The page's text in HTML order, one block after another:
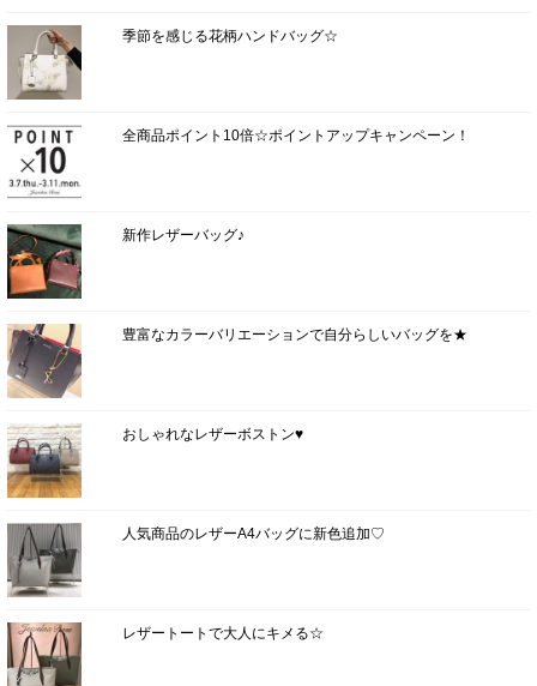
季節を感じる花柄ハンドバッグ☆
全商品ポイント10倍☆ポイントアップキャンペーン！
新作レザーバッグ♪
豊富なカラーバリエーションで自分らしいバッグを★
おしゃれなレザーボストン♥
人気商品のレザーA4バッグに新色追加♡
レザートートで大人にキメる☆